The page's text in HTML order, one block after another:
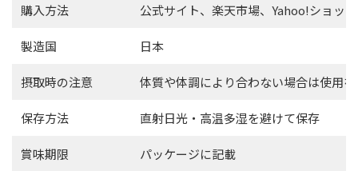
購入方法 公式サイト、楽天市場、Yahoo!ショッ
製造国 日本
摂取時の注意 体質や体調により合わない場合は使用
保存方法 直射日光・高温多湿を避けて保存
賞味期限 パッケージに記載